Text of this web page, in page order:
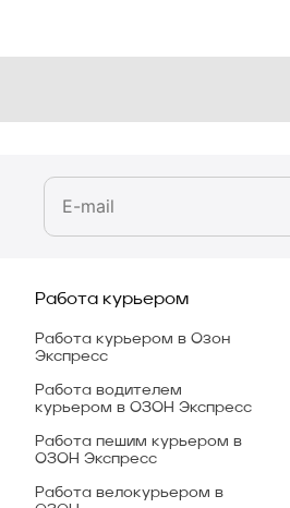
Работа курьером
Работа курьером в Озон
Экспресс
Работа водителем
курьером в ОЗОН Экспресс
Работа пешим курьером в
ОЗОН Экспресс
Работа велокурьером в